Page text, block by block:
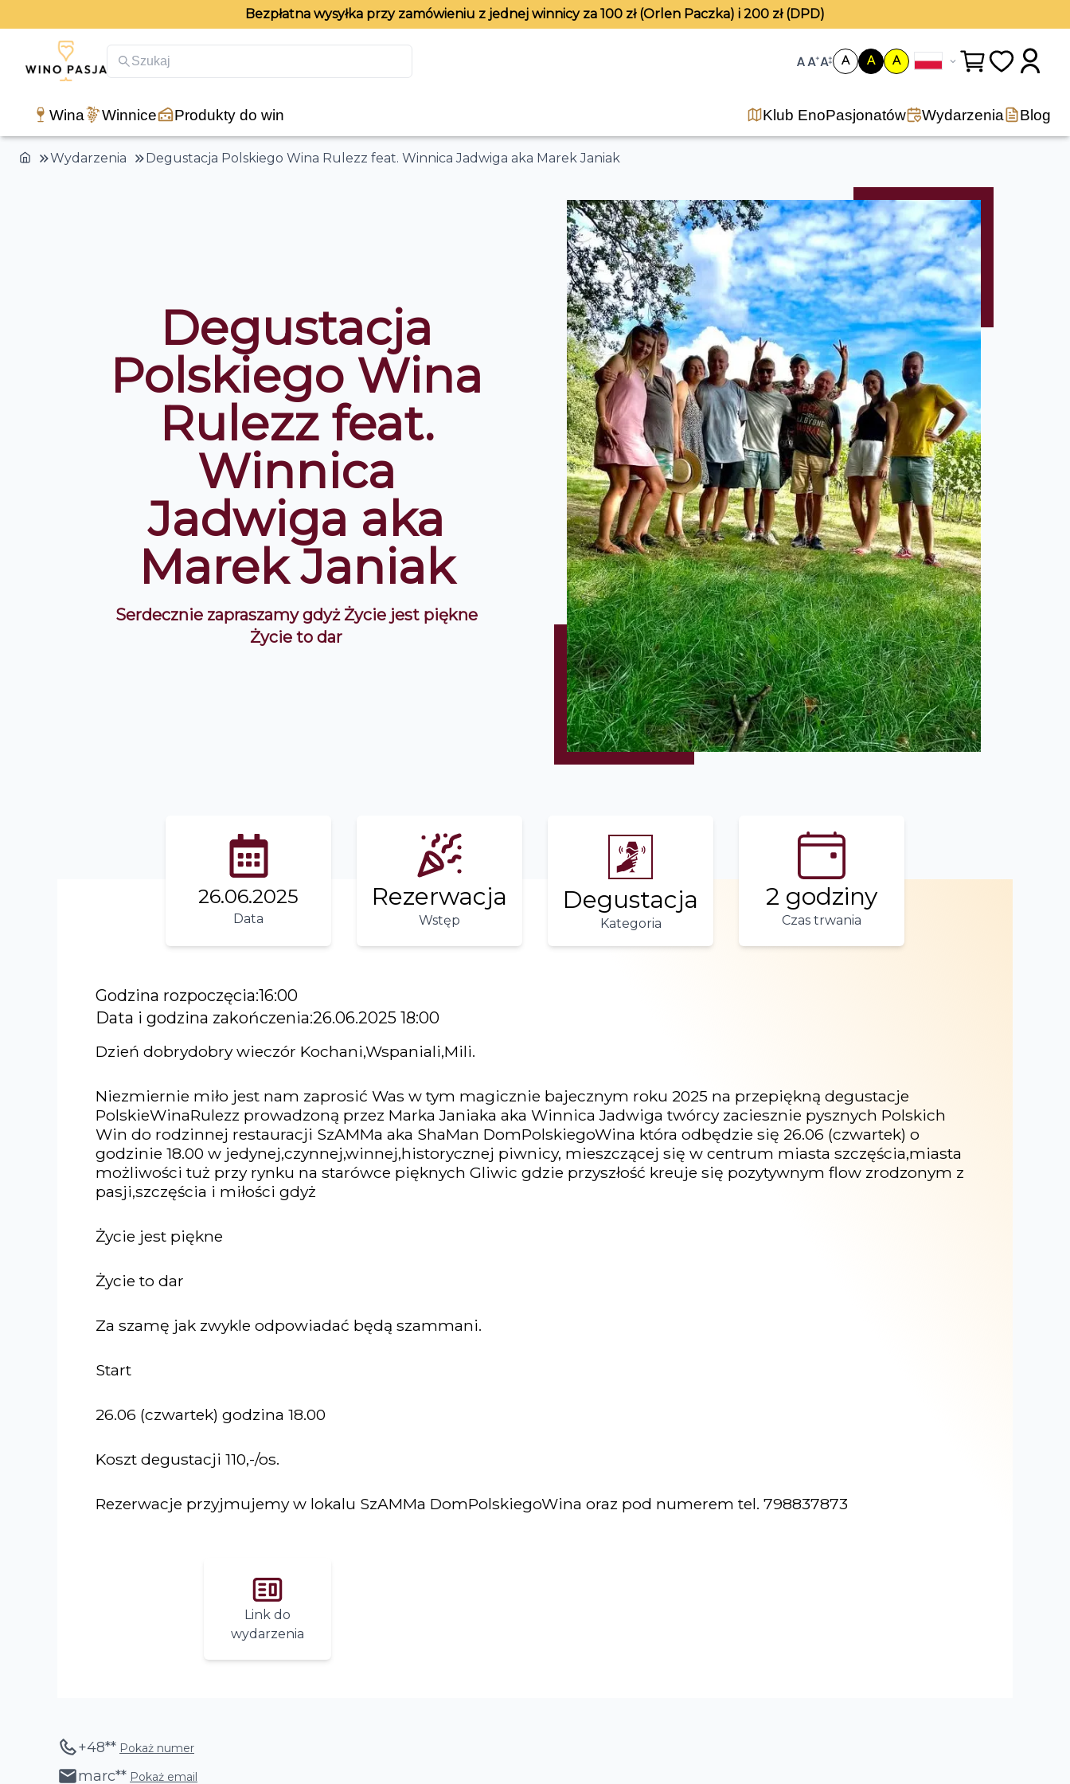
Bezpłatna wysyłka przy zamówieniu z jednej winnicy za 100 zł (Orlen Paczka) i 200 zł (DPD)
Szukaj A A A
Wina Winnice Produkty do win Klub EnoPasjonatów Wydarzenia Blog
Wydarzenia Degustacja Polskiego Wina Rulezz feat. Winnica Jadwiga aka Marek Janiak
Degustacja
Polskiego Wina
Rulezz feat.
Winnica
Jadwiga aka
Marek Janiak
Serdecznie zapraszamy gdyż Życie jest piękne
Życie to dar
26.06.2025
Data
Rezerwacja
Wstęp
Degustacja
Kategoria
2 godziny
Czas trwania
Godzina rozpoczęcia:16:00
Data i godzina zakończenia:26.06.2025 18:00
Dzień dobrydobry wieczór Kochani,Wspaniali,Mili.
Niezmiernie miło jest nam zaprosić Was w tym magicznie bajecznym roku 2025 na przepiękną degustacje
PolskieWinaRulezz prowadzoną przez Marka Janiaka aka Winnica Jadwiga twórcy zaciesznie pysznych Polskich
Win do rodzinnej restauracji SzAMMa aka ShaMan DomPolskiegoWina która odbędzie się 26.06 (czwartek) o
godzinie 18.00 w jedynej,czynnej,winnej,historycznej piwnicy, mieszczącej się w centrum miasta szczęścia,miasta
możliwości tuż przy rynku na starówce pięknych Gliwic gdzie przyszłość kreuje się pozytywnym flow zrodzonym z
pasji,szczęścia i miłości gdyż
Życie jest piękne
Życie to dar
Za szamę jak zwykle odpowiadać będą szammani.
Start
26.06 (czwartek) godzina 18.00
Koszt degustacji 110,-/os.
Rezerwacje przyjmujemy w lokalu SzAMMa DomPolskiegoWina oraz pod numerem tel. 798837873
Link do
wydarzenia
+48** Pokaż numer
marc** Pokaż email